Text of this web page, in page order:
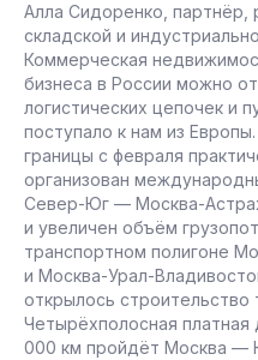
Алла Сидоренко, партнёр,
складской и
Коммерческая
бизнеса в России можно
логистических цепочек и
поступало к нам из
границы с февраля
организован
Север-Юг — Москва-
и увеличен объём
транспортном полигоне
и Москва-Урал-
открылось строительство
Четырёхполосная
000 км пройдёт Москва —